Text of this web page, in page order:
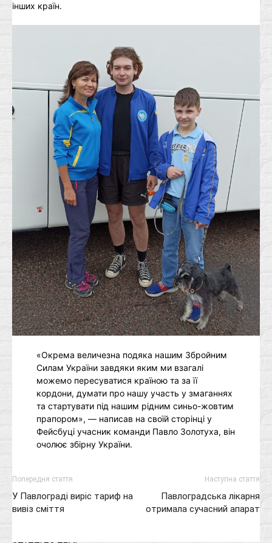
інших країн.
«Окрема величезна подяка нашим Збройним
Силам України завдяки яким ми взагалі
можемо пересуватися країною та за її
кордони, думати про нашу участь у змаганнях
та стартувати під нашим рідним синьо-жовтим
прапором», — написав на своїй сторінці у
Фейсбуці учасник команди Павло Золотуха, він
очолює збірну України.
Попередня стаття
У Павлограді виріс тариф на
вивіз сміття
Наступна стаття
Павлоградська лікарня
отримала сучасний апарат